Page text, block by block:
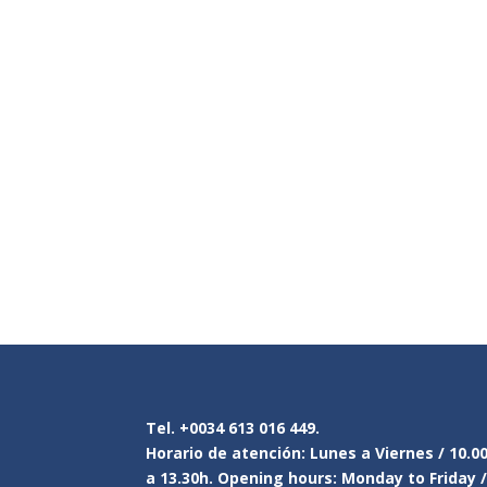
Tel. +0034 613 016 449.
Horario de atención: Lunes a Viernes /
a 13.30h. Opening hours: Monday to Friday /